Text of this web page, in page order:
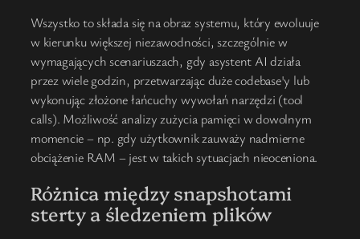
Wszystko to składa się na obraz systemu, który ewoluuje
w kierunku większej niezawodności, szczególnie w
wymagających scenariuszach, gdy asystent AI działa
przez wiele godzin, przetwarzając duże codebase'y lub
wykonując złożone łańcuchy wywołań narzędzi (tool
calls). Możliwość analizy zużycia pamięci w dowolnym
momencie – np. gdy użytkownik zauważy nadmierne
obciążenie RAM – jest w takich sytuacjach nieoceniona.
Różnica między snapshotami
sterty a śledzeniem plików